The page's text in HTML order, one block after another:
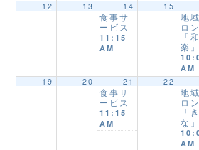
12 13 14
食事サ
ービス
11:15
AM
15
地
ロン
「和
楽」
AM
19 20 21
食事サ
ービス
11:15
AM
22
地
ロン
「
な」
AM